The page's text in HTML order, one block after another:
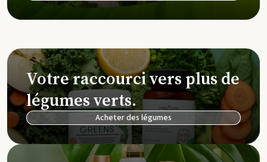
Votre raccourci vers plus de
légumes verts.
Acheter des légumes